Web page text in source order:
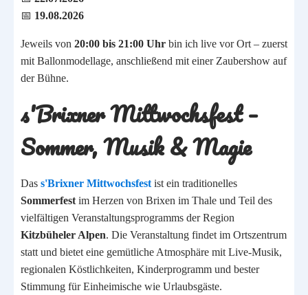
📅 19.08.2026
Jeweils von 20:00 bis 21:00 Uhr bin ich live vor Ort – zuerst
mit Ballonmodellage, anschließend mit einer Zaubershow auf
der Bühne.
s'Brixner Mittwochsfest –
Sommer, Musik & Magie
Das s'Brixner Mittwochsfest ist ein traditionelles
Sommerfest im Herzen von Brixen im Thale und Teil des
vielfältigen Veranstaltungsprogramms der Region
Kitzbüheler Alpen. Die Veranstaltung findet im Ortszentrum
statt und bietet eine gemütliche Atmosphäre mit Live-Musik,
regionalen Köstlichkeiten, Kinderprogramm und bester
Stimmung für Einheimische wie Urlaubsgäste.